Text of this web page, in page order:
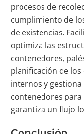
procesos de
cumplimiento de
de existencias.
optimiza las
contenedores,
planificación de
internos y
contenedores
garantiza un flujo